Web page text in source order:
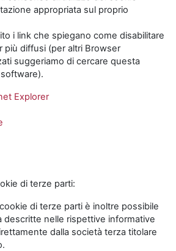
appropriata sul proprio
i link che spiegano come disabilitare
più diffusi (per altri Browser
suggeriamo di cercare questa
Explorer
di terze parti:
di terze parti è inoltre possibile
descritte nelle rispettive informative
dalla società terza titolare